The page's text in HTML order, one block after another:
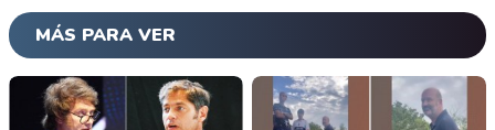
MÁS PARA VER